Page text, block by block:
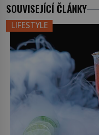
SOUVISEJÍCÍ ČLÁNKY
LIFESTYLE